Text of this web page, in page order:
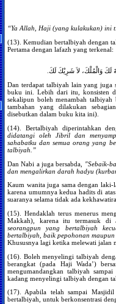
“Ya Allah, Haji (yang kulakukan) ini
(13). Kemudian bertalbiyah dengan
Pertama dengan lafazh yang terkenal:
لَكَ وَالْمُلْكَ، لاَ شَرِيْكَ لَكَ.
Dan terdapat talbiyah lain yang juga
buku ini. Lebih dari itu, konsisten
sekalipun boleh menambah talbiyah
tambahan yang dilakukan
disebutkan dalam buku kita ini).
(14). Bertalbiyah diperintahkan
didatangi oleh Jibril dan
sahabatku dan semua orang yang
talbiyah.”
Dan Nabi a juga bersabda, "Sebaik-
dan mengalirkan darah hadyu
Kaum wanita juga sama dengan
karena umumnya kedua hadits di
suaranya selama tidak ada
(15). Hendaklah terus menerus
Makkah), karena itu termasuk di
seorangpun yang bertalbiyah
bertalbiyah, baik pepohonan
Khususnya lagi ketika melewati jalan
(16). Boleh menyelingi talbiyah
berangkat (pada Haji Wada’)
mengumandangkan talbiyah
kadang menyelingi talbiyah dengan
(17). Apabila telah sampai
bertalbiyah, untuk berkonsentrasi